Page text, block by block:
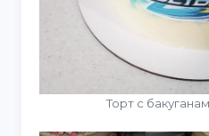
Торт с